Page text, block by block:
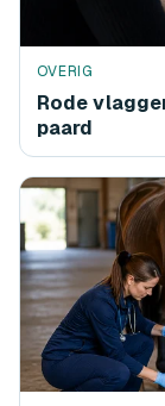
OVERIG
Rode
paard